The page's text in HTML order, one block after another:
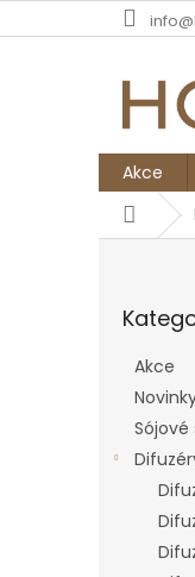
na
Akce
Domů
Akce
Sójové